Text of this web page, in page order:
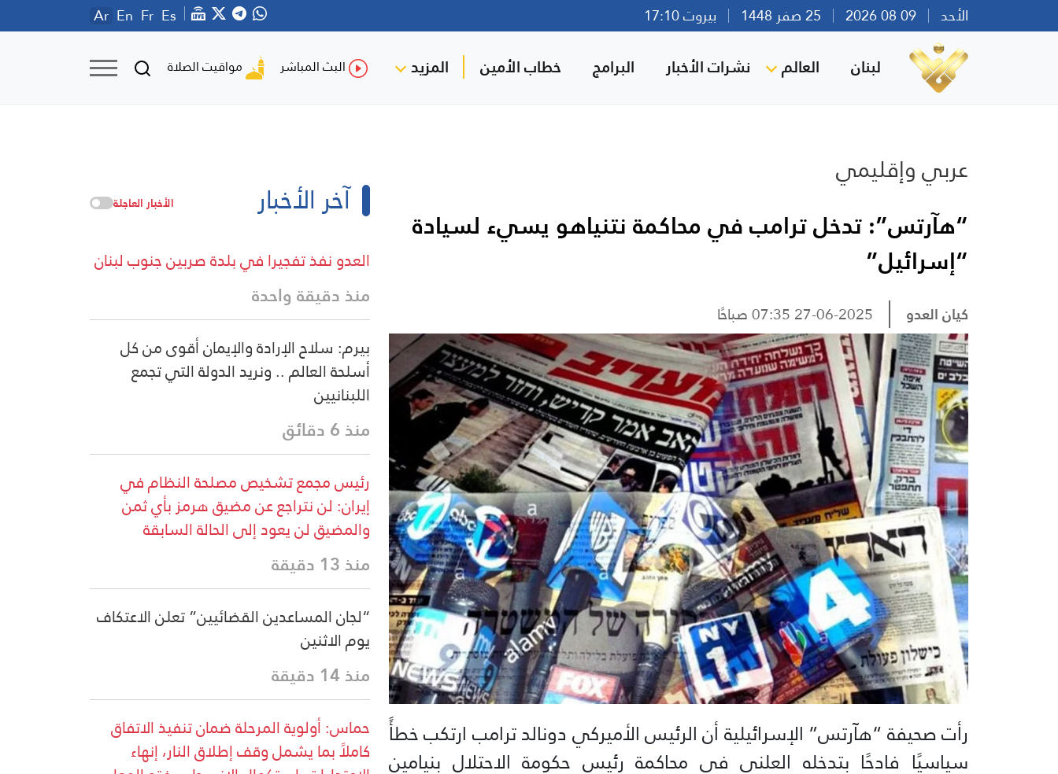
الأحد بيروت 17:10 Ar En Fr Es
لبنان العالم نشرات الأخبار البرامج خطاب الأمين المزيد البث المباشر مواقيت الصلاة
عربي وإقليمي
“هآرتس”: تدخل ترامب في محاكمة نتنياهو يسيء لسيادة
“إسرائيل”
كيان العدو 27-06-2025 07:35 صباحًا
رأت صحيفة “هآرتس” الإسرائيلية أن الرئيس الأميركي دونالد ترامب ارتكب خطأً
سياسيًا فادحًا بتدخله العلني في محاكمة رئيس حكومة الاحتلال بنيامين
آخر الأخبار الأخبار العاجلة
العدو نفذ تفجيرا في بلدة صربين جنوب لبنان
منذ دقيقة واحدة
بيرم: سلاح الإرادة والإيمان أقوى من كل
أسلحة العالم .. ونريد الدولة التي تجمع
اللبنانيين
منذ 6 دقائق
رئيس مجمع تشخيص مصلحة النظام في
إيران: لن نتراجع عن مضيق هرمز بأي ثمن
والمضيق لن يعود إلى الحالة السابقة
منذ 13 دقيقة
“لجان المساعدين القضائيين” تعلن الاعتكاف
يوم الاثنين
منذ 14 دقيقة
حماس: ⁠أولوية المرحلة ضمان تنفيذ الاتفاق
كاملاً بما يشمل وقف إطلاق النار، إنهاء